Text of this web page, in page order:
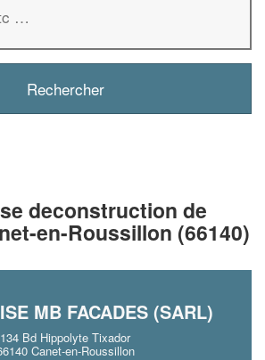
deconstruction de
en-Roussillon (66140)
MB FACADES (SARL)
134 Bd Hippolyte Tixador
Canet-en-Roussillon
✕
nouveaux clients
En savoir